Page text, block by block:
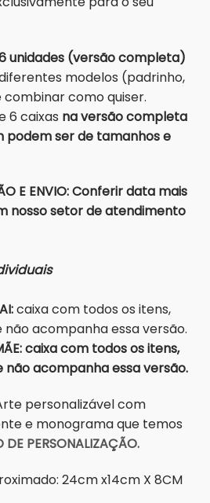
unidades (versão completa)
modelos (padrinho,
como quiser.
6 caixas na versão completa
podem ser de tamanhos e
E ENVIO: Conferir data mais
nosso setor de atendimento
caixa com todos os itens,
acompanha essa versão.
caixa com todos os itens,
acompanha essa versão.
personalizável com
e monograma que temos
PERSONALIZAÇÃO.
24cm x14cm X 8CM